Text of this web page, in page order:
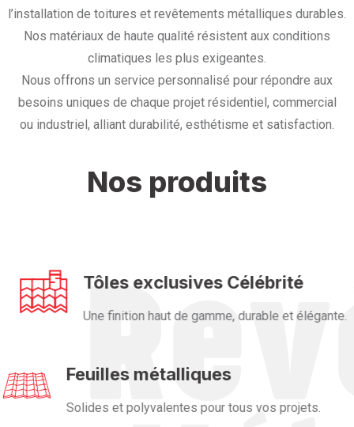
l’installation de toitures et revêtements métalliques durables.
Nos matériaux de haute qualité résistent aux conditions
climatiques les plus exigeantes.
Nous offrons un service personnalisé pour répondre aux
besoins uniques de chaque projet résidentiel, commercial
ou industriel, alliant durabilité, esthétisme et satisfaction.
Nos produits
Tôles exclusives Célébrité
Une finition haut de gamme, durable et élégante.
Feuilles métalliques
Solides et polyvalentes pour tous vos projets.